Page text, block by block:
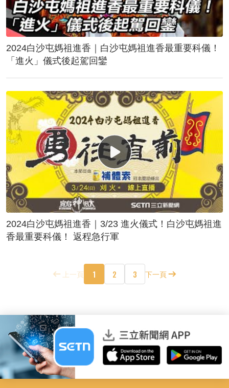
2024白沙屯媽祖進香｜白沙屯媽祖進香最重要科儀！
「進火」儀式後起駕回鑾
2024白沙屯媽祖進香｜3/23 進火儀式！白沙屯媽祖進
香最重要科儀！ 返程急行軍
上一頁 1 2 3 下一頁